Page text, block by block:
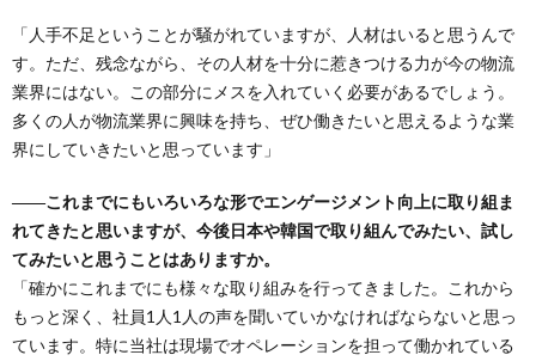
「人手不足ということが騒がれていますが、人材はいると思うんで
す。ただ、残念ながら、その人材を十分に惹きつける力が今の物流
業界にはない。この部分にメスを入れていく必要があるでしょう。
多くの人が物流業界に興味を持ち、ぜひ働きたいと思えるような業
界にしていきたいと思っています」
――これまでにもいろいろな形でエンゲージメント向上に取り組ま
れてきたと思いますが、今後日本や韓国で取り組んでみたい、試し
てみたいと思うことはありますか。
「確かにこれまでにも様々な取り組みを行ってきました。これから
もっと深く、社員1人1人の声を聞いていかなければならないと思っ
ています。特に当社は現場でオペレーションを担って働かれている